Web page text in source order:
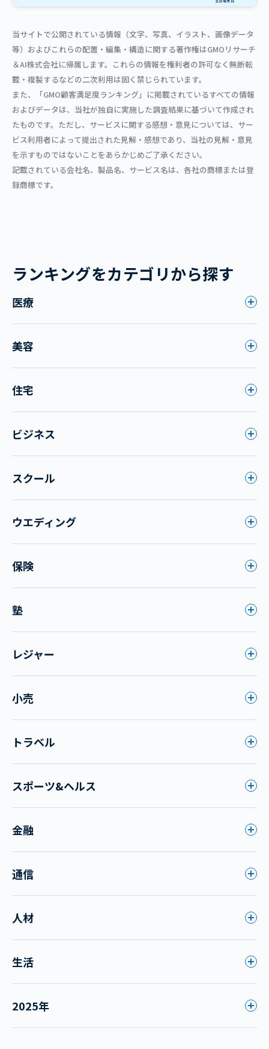
当サイトで公開されている情報（文字、写真、イラスト、画像データ
等）およびこれらの配置・編集・構造に関する著作権はGMOリサーチ
＆AI株式会社に帰属します。これらの情報を権利者の許可なく無断転
載・複製するなどの二次利用は固く禁じられています。
また、「GMO顧客満足度ランキング」に掲載されているすべての情報
およびデータは、当社が独自に実施した調査結果に基づいて作成され
たものです。ただし、サービスに関する感想・意見については、サー
ビス利用者によって提出された見解・感想であり、当社の見解・意見
を示すものではないことをあらかじめご了承ください。
記載されている会社名、製品名、サービス名は、各社の商標または登
録商標です。
ランキングをカテゴリから探す
医療
美容
住宅
ビジネス
スクール
ウエディング
保険
塾
レジャー
小売
トラベル
スポーツ&ヘルス
金融
通信
人材
生活
2025年